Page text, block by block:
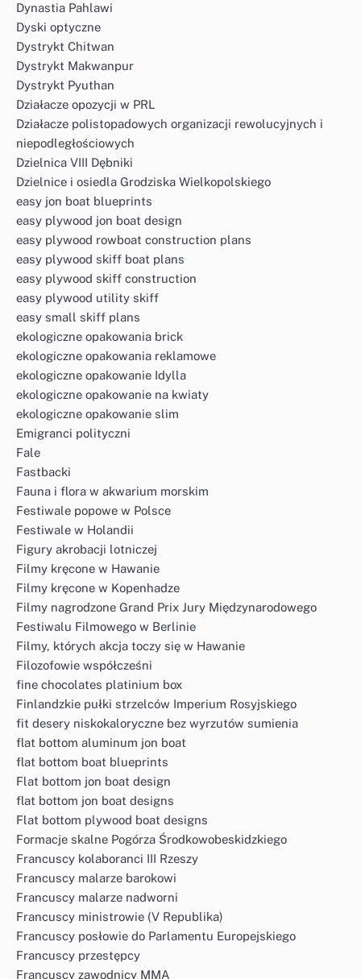
Dynastia Pahlawi
Dyski optyczne
Dystrykt Chitwan
Dystrykt Makwanpur
Dystrykt Pyuthan
Działacze opozycji w PRL
Działacze polistopadowych organizacji rewolucyjnych i
niepodległościowych
Dzielnica VIII Dębniki
Dzielnice i osiedla Grodziska Wielkopolskiego
easy jon boat blueprints
easy plywood jon boat design
easy plywood rowboat construction plans
easy plywood skiff boat plans
easy plywood skiff construction
easy plywood utility skiff
easy small skiff plans
ekologiczne opakowania brick
ekologiczne opakowania reklamowe
ekologiczne opakowanie Idylla
ekologiczne opakowanie na kwiaty
ekologiczne opakowanie slim
Emigranci polityczni
Fale
Fastbacki
Fauna i flora w akwarium morskim
Festiwale popowe w Polsce
Festiwale w Holandii
Figury akrobacji lotniczej
Filmy kręcone w Hawanie
Filmy kręcone w Kopenhadze
Filmy nagrodzone Grand Prix Jury Międzynarodowego
Festiwalu Filmowego w Berlinie
Filmy, których akcja toczy się w Hawanie
Filozofowie współcześni
fine chocolates platinium box
Finlandzkie pułki strzelców Imperium Rosyjskiego
fit desery niskokaloryczne bez wyrzutów sumienia
flat bottom aluminum jon boat
flat bottom boat blueprints
Flat bottom jon boat design
flat bottom jon boat designs
Flat bottom plywood boat designs
Formacje skalne Pogórza Środkowobeskidzkiego
Francuscy kolaboranci III Rzeszy
Francuscy malarze barokowi
Francuscy malarze nadworni
Francuscy ministrowie (V Republika)
Francuscy posłowie do Parlamentu Europejskiego
Francuscy przestępcy
Francuscy zawodnicy MMA